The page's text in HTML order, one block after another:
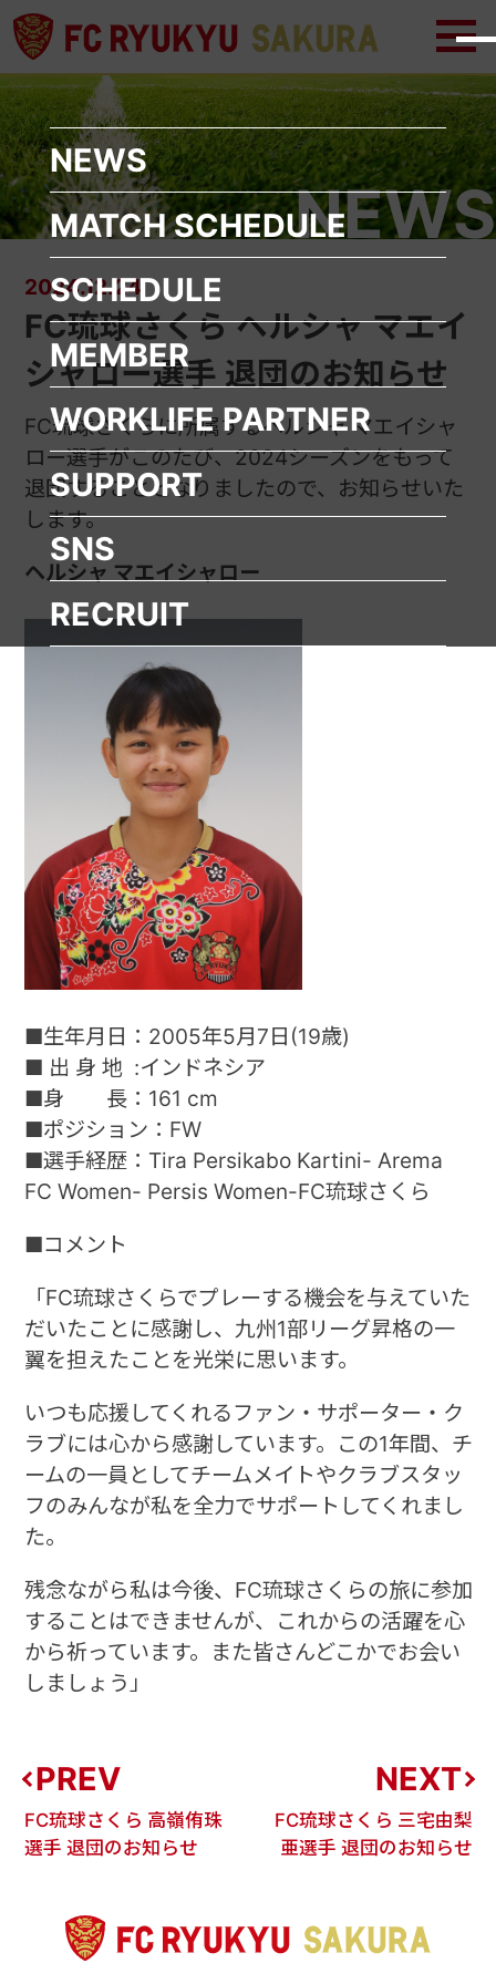
NEWS
MATCH SCHEDULE
SCHEDULE
MEMBER
WORKLIFEPARTNER
SUPPORT
SNS
RECRUIT
メ
ュ
ー
を
閉
じ
メ
ュ
ー
を
開
NEWS
2024.12.24
FC琉球さくら ヘルシャ マエイ
シャロー選手 退団のお知らせ
FC琉球さくらに所属するヘルシャ マエイシャ
ロー選手がこのたび、2024シーズンをもって
退団することとなりましたので、お知らせいた
します。
ヘルシャ マエイシャロー
■生年月日：2005年5月7日(19歳)
■ 出 身 地 :インドネシア
■身 長：161 cm
■ポジション：FW
■選手経歴：Tira Persikabo Kartini- Arema
FC Women- Persis Women-FC琉球さくら
■コメント
「FC琉球さくらでプレーする機会を与えていた
だいたことに感謝し、九州1部リーグ昇格の一
翼を担えたことを光栄に思います。
いつも応援してくれるファン・サポーター・ク
ラブには心から感謝しています。この1年間、チ
ームの一員としてチームメイトやクラブスタッ
フのみんなが私を全力でサポートしてくれまし
た。
残念ながら私は今後、FC琉球さくらの旅に参加
することはできませんが、これからの活躍を心
から祈っています。また皆さんどこかでお会い
しましょう」
PREV
FC琉球さくら 高嶺侑珠
選手 退団のお知らせ
NEXT
FC琉球さくら 三宅由梨
亜選手 退団のお知らせ